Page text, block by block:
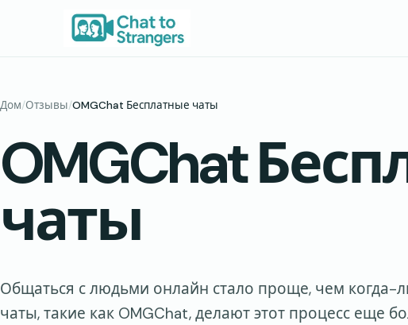
Дом/Отзывы/OMGChat Бесплатные чаты
OMGChat
чаты
Общаться с людьми онлайн стало проще, чем когда-
чаты, такие как OMGChat, делают этот процесс еще